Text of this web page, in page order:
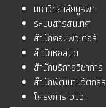
มหาวิทยาลัยบูรพา
ระบบสารสนเทศ
สำนักคอมพิวเตอร์
สำนักหอสมุด
สำนักบริการวิชาการ
สำนักพัฒนานวัตกร
โครงการ วมว.